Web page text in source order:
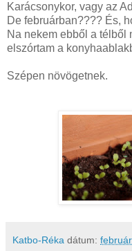
Karácsonykor, vagy az
De februárban???? És,
Na nekem ebből a télből
elszórtam a
Szépen növögetnek.
Katbo-Réka dátum: